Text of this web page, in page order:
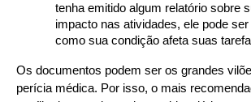
tenha emitido algum relatório sobre
impacto nas atividades, ele pode
como sua condição afeta suas
Os documentos podem ser os grandes
perícia médica. Por isso, o mais